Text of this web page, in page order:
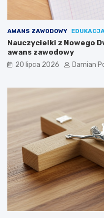
AWANS ZAWODOWY
Nauczycielki z Nowego
awans zawodowy
20 lipca 2026 Damian